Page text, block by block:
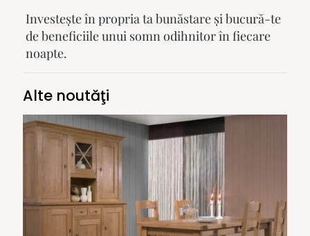
Investește în propria ta bunăstare și bucură-te
de beneficiile unui somnodihnitor în fiecare
noapte.
Alte noutăţi